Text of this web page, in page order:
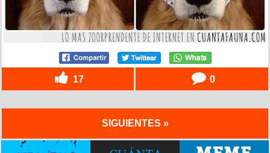
17 0
SIGUIENTES »